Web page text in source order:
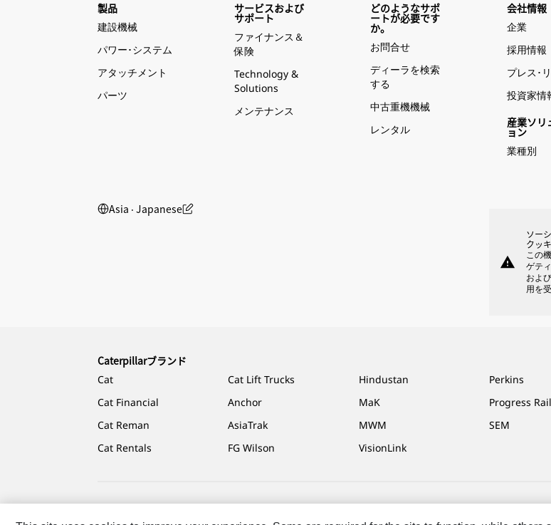
製品
建設機械
パワー･システム
アタッチメント
パーツ
サービスおよび
サポート
ファイナンス＆
保険
Technology &
Solutions
メンテナンス
どのようなサポ
ートが必要です
か。
お問合せ
ディーラを検索
する
中古重機機械
レンタル
会社情報
企業
採用情報
プレス･
投資家情
産業ソリ
ョン
業種別
Asia ‧ Japanese
warning
ソー
クッ
この
ゲテ
およ
用を
Caterpillarブランド
Cat
Cat Financial
Cat Reman
Cat Rentals
Cat Lift Trucks
Anchor
AsiaTrak
FG Wilson
Hindustan
MaK
MWM
VisionLink
Perkins
Progress Rail
SEM